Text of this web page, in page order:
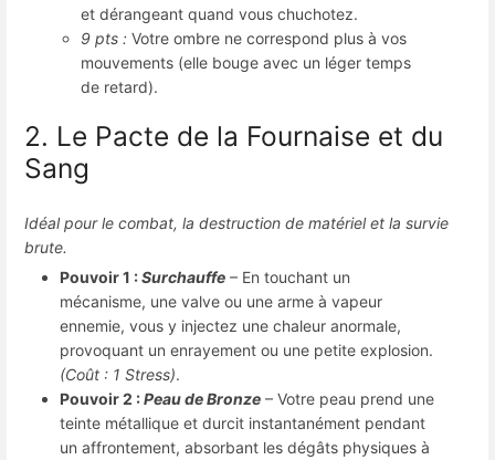
et dérangeant quand vous chuchotez.
9 pts : Votre ombre ne correspond plus à vos
mouvements (elle bouge avec un léger temps
de retard).
2. Le Pacte de la Fournaise et du
Sang
Idéal pour le combat, la destruction de matériel et la survie
brute.
Pouvoir 1 :Surchauffe – En touchant un
mécanisme, une valve ou une arme à vapeur
ennemie, vous y injectez une chaleur anormale,
provoquant un enrayement ou une petite explosion.
(Coût : 1 Stress).
Pouvoir 2 :Peau de Bronze – Votre peau prend une
teinte métallique et durcit instantanément pendant
un affrontement, absorbant les dégâts physiques à